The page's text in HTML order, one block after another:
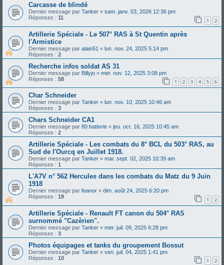
Carcasse de blindé
Dernier message par Tanker « sam. janv. 03, 2026 12:36 pm
Réponses : 11 1 2
Artillerie Spéciale - Le 507° RAS à St Quentin après
l'Armistice
Dernier message par alain51 « lun. nov. 24, 2025 5:14 pm
Réponses : 2
Recherche infos soldat AS 31
Dernier message par Billyjo « mer. nov. 12, 2025 3:08 pm
Réponses : 58 1 2 3 4 5 6
Char Schneider
Dernier message par Tanker « lun. nov. 10, 2025 10:46 am
Réponses : 3
Chars Schneider CA1
Dernier message par 80 batterie « jeu. oct. 16, 2025 10:45 am
Réponses : 2
Artillerie Spéciale - Les combats du 8° BCL du 503° RAS, au
Sud de l'Ourcq en Juillet 1918.
Dernier message par Tanker « mar. sept. 02, 2025 10:39 am
Réponses : 1
L'A7V n° 562 Hercules dans les combats du Matz du 9 Juin
1918
Dernier message par feanor « dim. août 24, 2025 6:20 pm
Réponses : 19 1 2
Artillerie Spéciale - Renault FT canon du 504° RAS
surnommé "Cazèrien".
Dernier message par Tanker « mer. juil. 09, 2025 6:28 pm
Réponses : 3
Photos équipages et tanks du groupement Bossut
Dernier message par Tanker « ven. juil. 04, 2025 1:41 pm
Réponses : 10 1 2